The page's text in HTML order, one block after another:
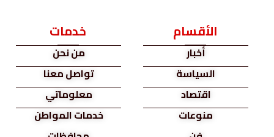
الأقسام
أخبار
السياسة
اقتصاد
منوعات
خدمات
من نحن
تواصل معنا
معلوماتي
خدمات المواطن